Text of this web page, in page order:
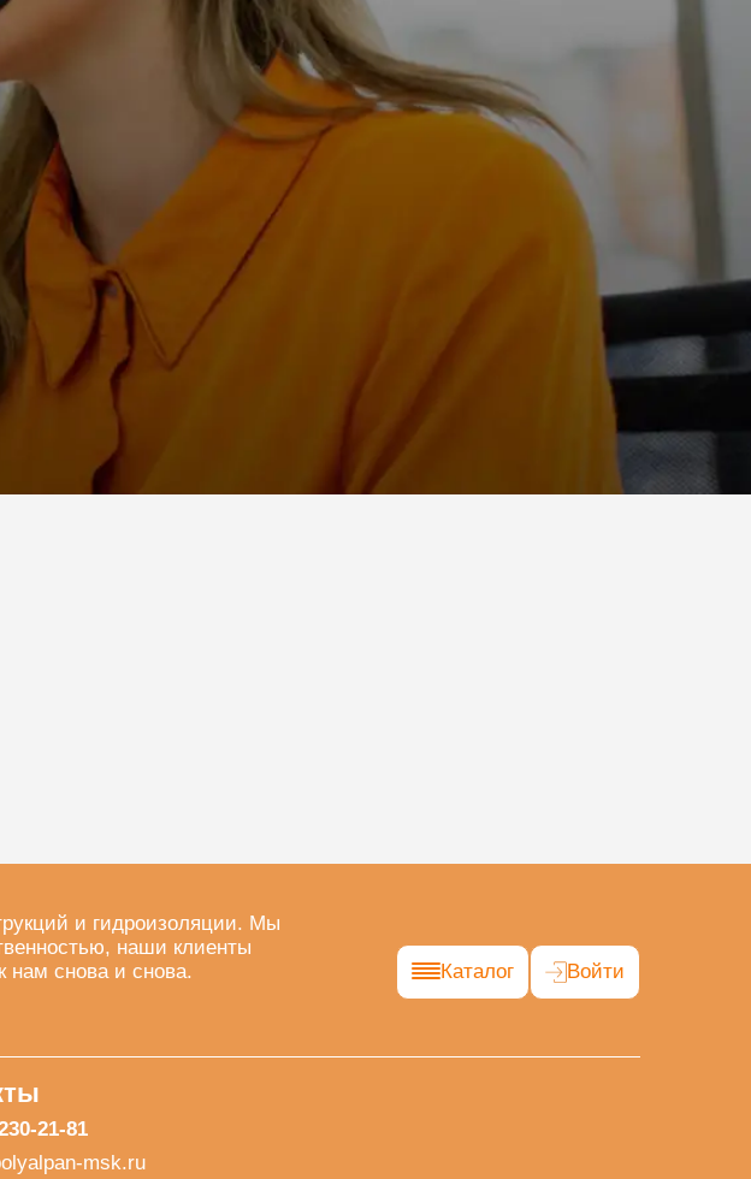
и гидроизоляции. Мы
наши клиенты
нам снова и снова.
Каталог Войти
21-81
msk.ru